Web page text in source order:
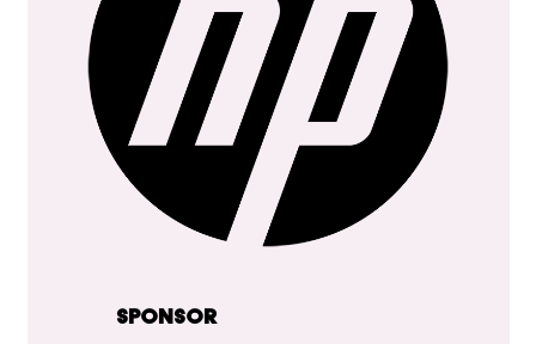
SPONSOR